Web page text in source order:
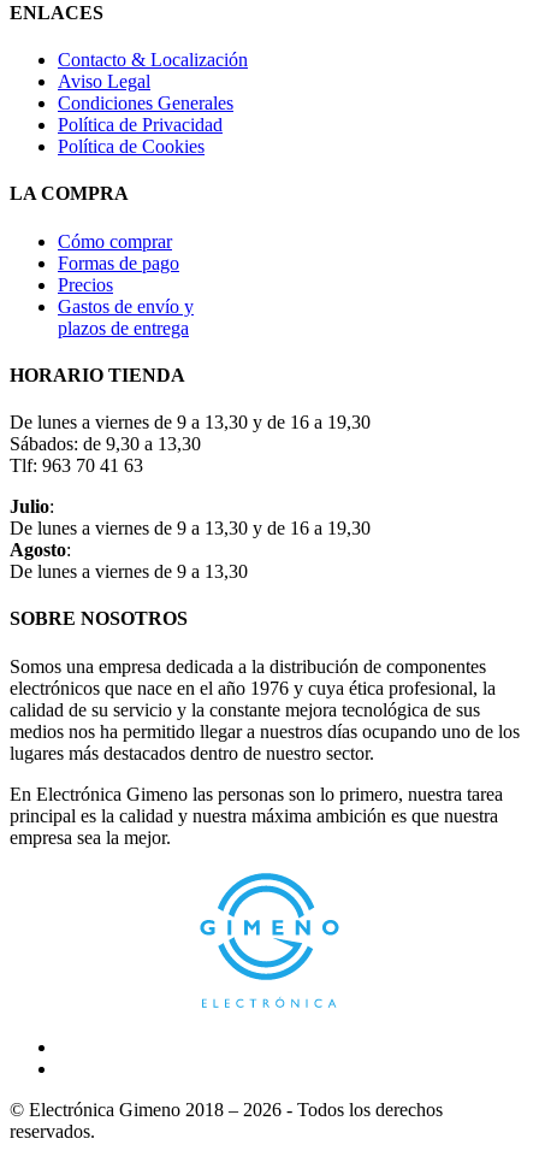
ENLACES
Contacto & Localización
Aviso Legal
Condiciones Generales
Política de Privacidad
Política de Cookies
LA COMPRA
Cómo comprar
Formas de pago
Precios
Gastos de envío y
plazos de entrega
HORARIO TIENDA
De lunes a viernes de 9 a 13,30 y de 16 a 19,30
Sábados: de 9,30 a 13,30
Tlf: 963 70 41 63
Julio:
De lunes a viernes de 9 a 13,30 y de 16 a 19,30
Agosto:
De lunes a viernes de 9 a 13,30
SOBRE NOSOTROS
Somos una empresa dedicada a la distribución de componentes
electrónicos que nace en el año 1976 y cuya ética profesional, la
calidad de su servicio y la constante mejora tecnológica de sus
medios nos ha permitido llegar a nuestros días ocupando uno de los
lugares más destacados dentro de nuestro sector.
En Electrónica Gimeno las personas son lo primero, nuestra tarea
principal es la calidad y nuestra máxima ambición es que nuestra
empresa sea la mejor.
© Electrónica Gimeno 2018 – 2026 - Todos los derechos
reservados.